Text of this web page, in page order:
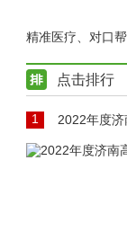
点击排行
1 2022年度济